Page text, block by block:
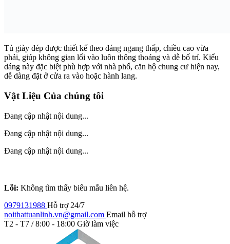
Tủ giày dép được thiết kế theo dáng ngang thấp, chiều cao vừa
phải, giúp không gian lối vào luôn thông thoáng và dễ bố trí. Kiểu
dáng này đặc biệt phù hợp với nhà phố, căn hộ chung cư hiện nay,
dễ dàng đặt ở cửa ra vào hoặc hành lang.
Vật Liệu Của chúng tôi
Đang cập nhật nội dung...
Đang cập nhật nội dung...
Đang cập nhật nội dung...
Lỗi: Không tìm thấy biểu mẫu liên hệ.
0979131988 Hỗ trợ 24/7
noithattuanlinh.vn@gmail.com Email hỗ trợ
T2 - T7 / 8:00 - 18:00 Giờ làm việc